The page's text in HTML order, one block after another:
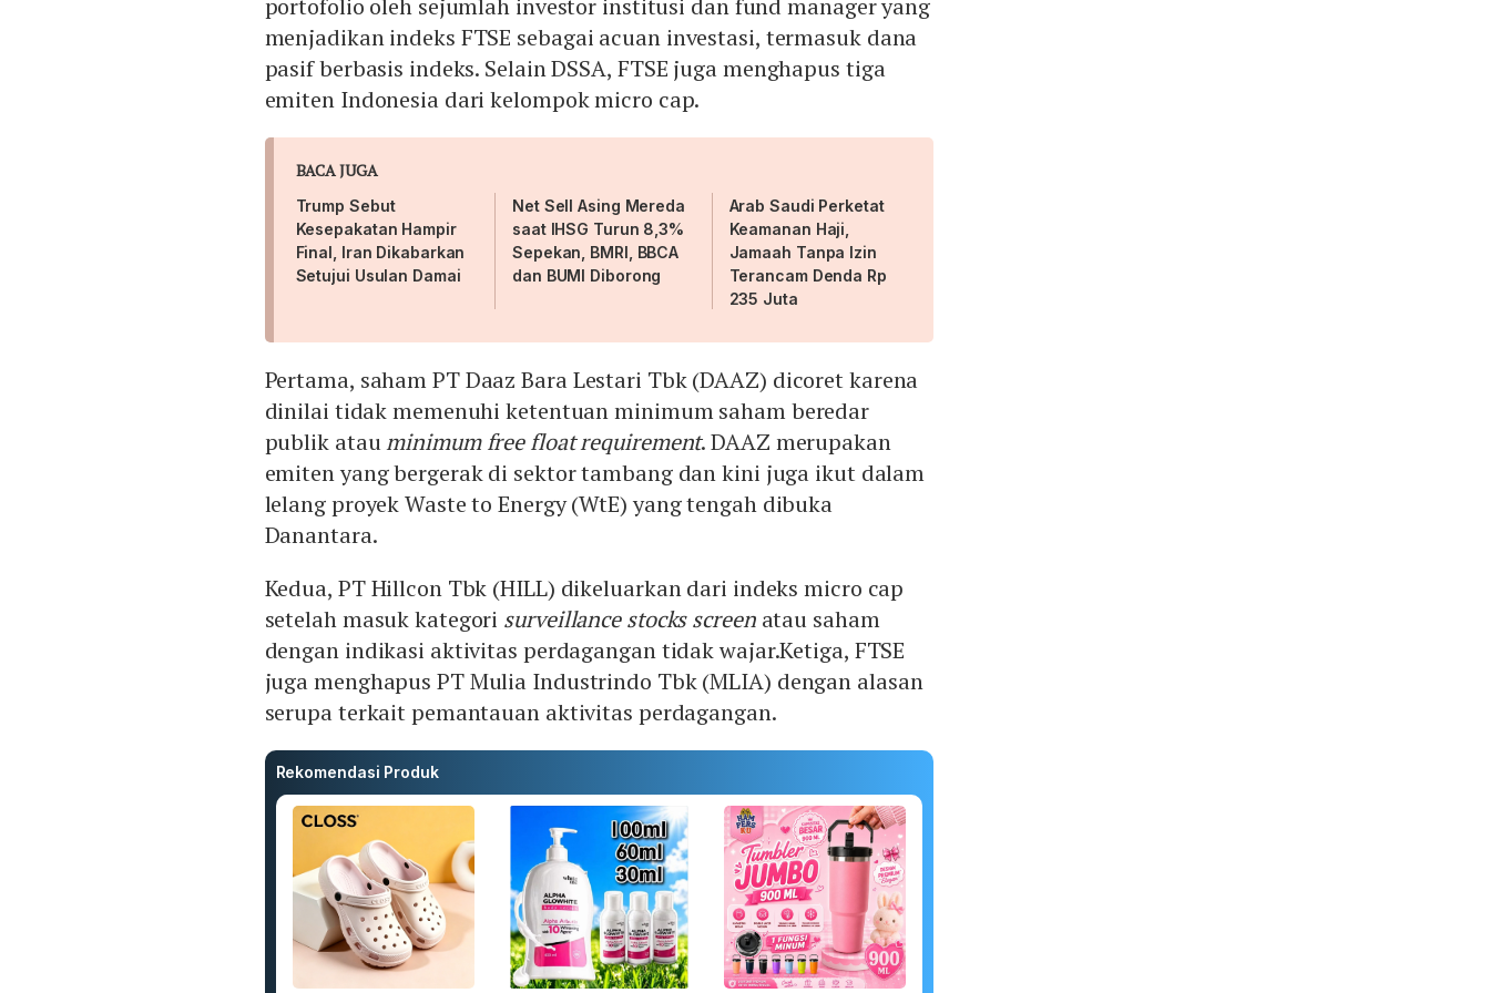
portofolio oleh sejumlah investor institusi dan fund manager yang
menjadikan indeks FTSE sebagai acuan investasi, termasuk dana
pasif berbasis indeks. Selain DSSA, FTSE juga menghapus tiga
emiten Indonesia dari kelompok micro cap.
BACA JUGA
Trump Sebut
Kesepakatan Hampir
Final, Iran Dikabarkan
Setujui Usulan Damai
Net Sell Asing Mereda
saat IHSG Turun 8,3%
Sepekan, BMRI, BBCA
dan BUMI Diborong
Arab Saudi Perketat
Keamanan Haji,
Jamaah Tanpa Izin
Terancam Denda Rp
235 Juta
Pertama, saham PT Daaz Bara Lestari Tbk (DAAZ) dicoret karena
dinilai tidak memenuhi ketentuan minimum saham beredar
publik atauminimum free float requirement. DAAZ merupakan
emiten yang bergerak di sektor tambang dan kini juga ikut dalam
lelang proyek Waste to Energy (WtE) yang tengah dibuka
Danantara.
Kedua, PT Hillcon Tbk (HILL) dikeluarkan dari indeks micro cap
setelah masuk kategori surveillance stocks screenatau saham
dengan indikasi aktivitas perdagangan tidak wajar.Ketiga, FTSE
juga menghapus PT Mulia Industrindo Tbk (MLIA) dengan alasan
serupa terkait pemantauan aktivitas perdagangan.
Rekomendasi Produk